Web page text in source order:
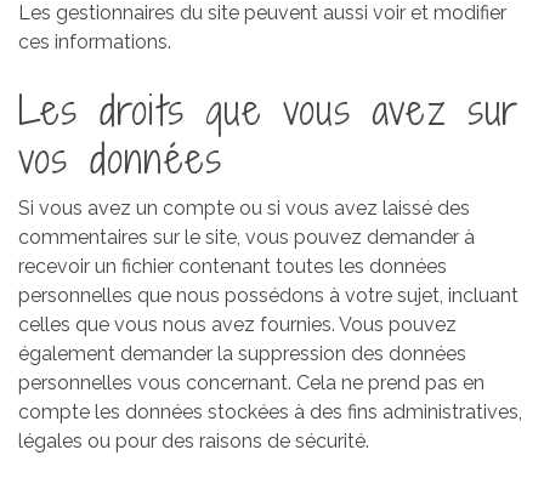
Les gestionnaires du site peuvent aussi voir et modifier
ces informations.
Les droits que vous avez sur
vos données
Si vous avez un compte ou si vous avez laissé des
commentaires sur le site, vous pouvez demander à
recevoir un fichier contenant toutes les données
personnelles que nous possédons à votre sujet, incluant
celles que vous nous avez fournies. Vous pouvez
également demander la suppression des données
personnelles vous concernant. Cela ne prend pas en
compte les données stockées à des fins administratives,
légales ou pour des raisons de sécurité.